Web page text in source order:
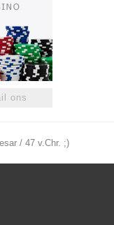
ons
/ 47 v.Chr. ;)